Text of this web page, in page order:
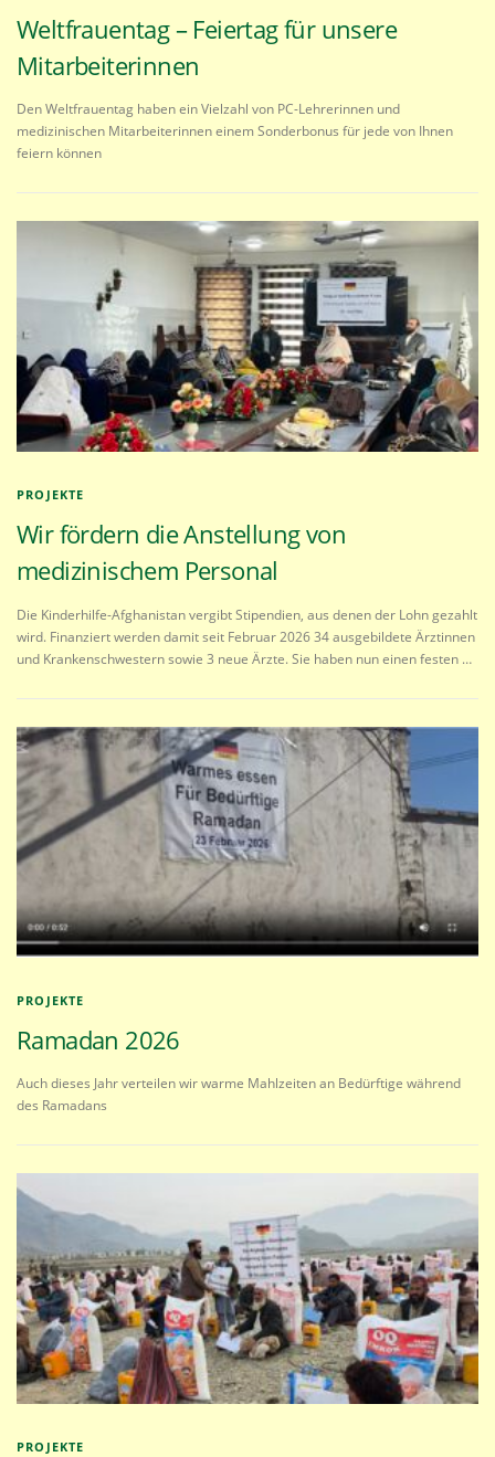
Weltfrauentag – Feiertag für unsere
Mitarbeiterinnen
Den Weltfrauentag haben ein Vielzahl von PC-Lehrerinnen und
medizinischen Mitarbeiterinnen einem Sonderbonus für jede von Ihnen
feiern können
PROJEKTE
Wir fördern die Anstellung von
medizinischem Personal
Die Kinderhilfe-Afghanistan vergibt Stipendien, aus denen der Lohn gezahlt
wird. Finanziert werden damit seit Februar 2026 34 ausgebildete Ärztinnen
und Krankenschwestern sowie 3 neue Ärzte. Sie haben nun einen festen …
PROJEKTE
Ramadan 2026
Auch dieses Jahr verteilen wir warme Mahlzeiten an Bedürftige während
des Ramadans
PROJEKTE